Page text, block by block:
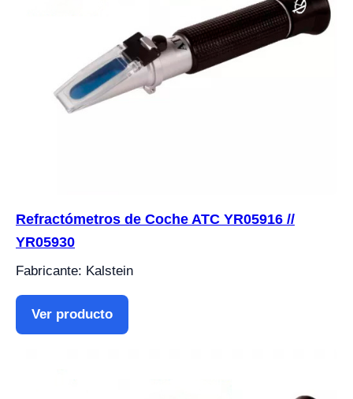
Refractómetros de Coche ATC YR05916 //
YR05930
Fabricante: Kalstein
Ver producto